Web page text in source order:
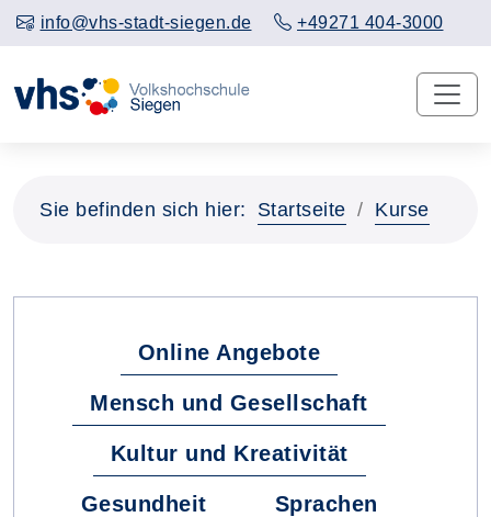
info@vhs-stadt-siegen.de +49271 404-3000
Sie befinden sich hier: Startseite Kurse
Online Angebote
Mensch und Gesellschaft
Kultur und Kreativität
Gesundheit Sprachen